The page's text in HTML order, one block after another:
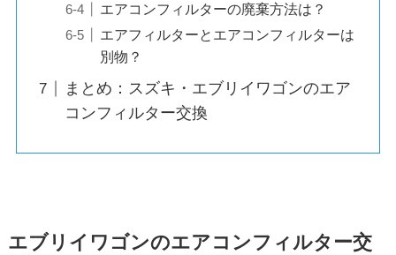
エアコンフィルターの廃棄方法は？
エアフィルターとエアコンフィルターは
別物？
まとめ：スズキ・エブリイワゴンのエア
コンフィルター交換
エブリイワゴンのエアコンフィルター交